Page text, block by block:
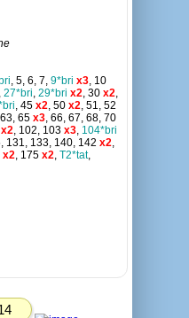
, 5, 6, 7, 9*bri x3, 10
27*bri, 29*bri x2, 30 x2,
, 45 x2, 50 x2, 51, 52
65 x3, 66, 67, 68, 70
x2, 102, 103 x3, 104*bri
131, 133, 140, 142 x2,
x2, 175 x2, T2*tat,